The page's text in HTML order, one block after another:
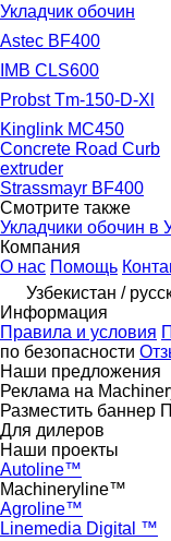
Укладчик обочин
Astec BF400
IMB CLS600
Probst Tm-150-D-Xl
Kinglink MC450
Concrete Road Curb
extruder
Strassmayr BF400
Смотрите также
Укладчики обочин в
Компания
О нас Помощь
Узбекистан /
Информация
Правила и условия
по безопасности
Наши предложения
Реклама на
Разместить баннер
Для дилеров
Наши проекты
Autoline™
Machineryline™
Agroline™
Linemedia Digital ™